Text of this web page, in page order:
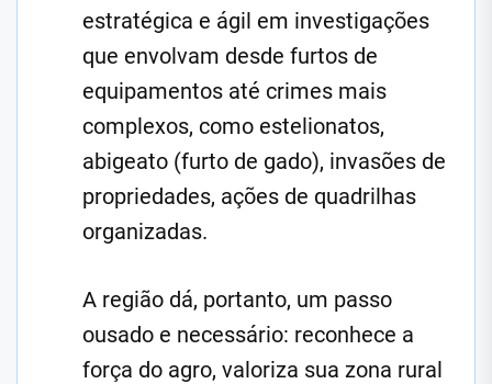
estratégica e ágil em investigações
que envolvam desde furtos de
equipamentos até crimes mais
complexos, como estelionatos,
abigeato (furto de gado), invasões de
propriedades, ações de quadrilhas
organizadas.
A região dá, portanto, um passo
ousado e necessário: reconhece a
força do agro, valoriza sua zona rural